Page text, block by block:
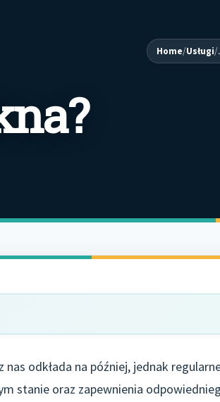
Home/Usługi/
odkłada na później, jednak
stanie oraz zapewnienia